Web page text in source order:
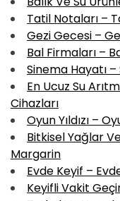
Tatil Notaları –
Gezi Gecesi –
Bal Firmaları –
Sinema Hayatı
En Ucuz Su
Cihazları
Oyun Yıldızı –
Bitkisel Yağlar
Margarin
Evde Keyif –
Keyifli Vakit